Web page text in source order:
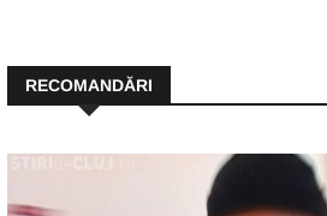
RECOMANDĂRI